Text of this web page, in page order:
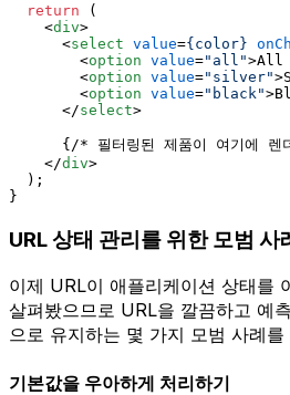
return (
<div>
<select value={color}
<option value="all">All
<option value="silver">
<option value="black">
</select>
{/* 필터링된 제품이 여기에 렌
</div>
  );
}
URL 상태 관리를 위한 모범 사
이제 URL이 애플리케이션 상태를
살펴봤으므로 URL을 깔끔하고 예
으로 유지하는 몇 가지 모범 사례를
기본값을 우아하게 처리하기